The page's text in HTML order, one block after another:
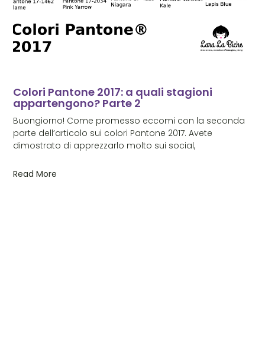
Colori Pantone 2017: a quali stagioni
appartengono? Parte 2
Buongiorno! Come promesso eccomi con la seconda
parte dell’articolo sui colori Pantone 2017. Avete
dimostrato di apprezzarlo molto sui social,
Read More